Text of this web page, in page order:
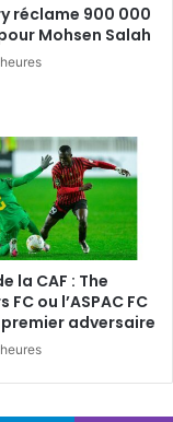
réclame 900 000
Mohsen Salah
la CAF : The
FC ou l’ASPAC FC
adversaire